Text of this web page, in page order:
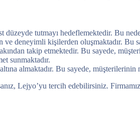
tutmayı hedeflemektedir. Bu
ve deneyimli kişilerden oluşmaktadır.
takip etmektedir. Bu sayede,
sunmaktadır.
almaktadır. Bu sayede,
Lejyo’yu tercih edebilirsiniz.